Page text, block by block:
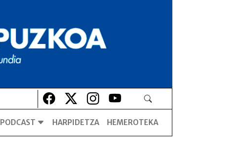
Lehio berrian irekiko da
Lehio berrian irekiko da
Lehio berrian irekiko da
Lehio berrian irekiko da
PODCAST HARPIDETZA HEMEROTEKA